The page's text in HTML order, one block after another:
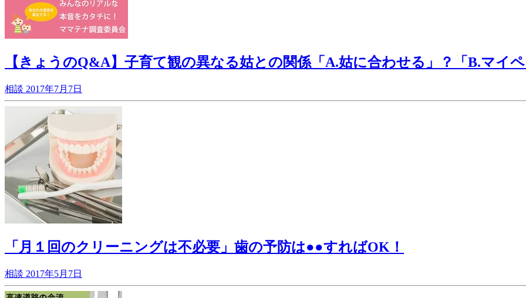
【きょうのQ&A】子育て観の異なる姑との関係「A.姑に合わせる」？「B.マイ
相談 2017年7月7日
「月１回のクリーニングは不必要」歯の予防は●●すればOK！
相談 2017年5月7日